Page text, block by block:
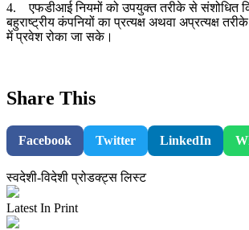
4. एफडीआई नियमों को उपयुक्त तरीके से संशोधित
बहुराष्ट्रीय कंपनियों का प्रत्यक्ष अथवा अप्रत्यक्ष
में प्रवेश रोका जा सके।
Share This
Facebook Twitter LinkedIn
स्वदेशी-विदेशी प्रोडक्ट्स लिस्ट
Latest In Print